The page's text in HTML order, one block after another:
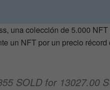
una colección de 5.000
un NFT por un precio
SOLD for 13027.00